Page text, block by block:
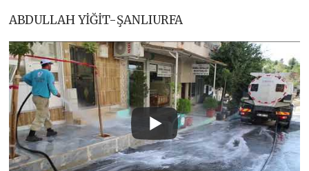
ABDULLAH YİĞİT-ŞANLIURFA